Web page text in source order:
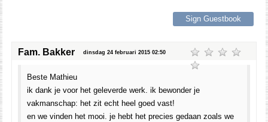
Sign Guestbook
Fam. Bakker dinsdag 24 februari 2015 02:50
Beste Mathieu
ik dank je voor het geleverde werk. ik bewonder je
vakmanschap: het zit echt heel goed vast!
en we vinden het mooi. je hebt het precies gedaan zoals we